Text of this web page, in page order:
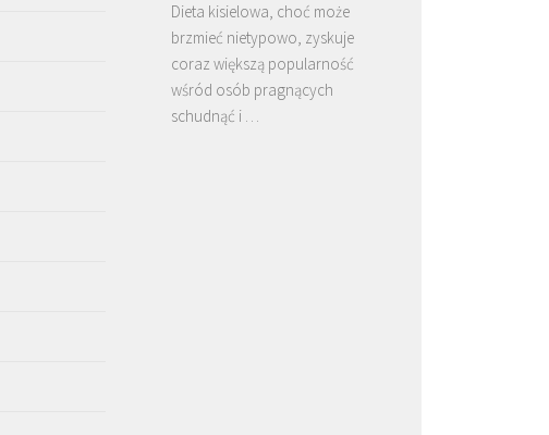
Dieta kisielowa, choć może
brzmieć nietypowo, zyskuje
coraz większą popularność
wśród osób pragnących
schudnąć i …